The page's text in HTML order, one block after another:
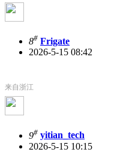
8# Frigate
2026-5-15 08:42
来自浙江
9# yitian_tech
2026-5-15 10:15